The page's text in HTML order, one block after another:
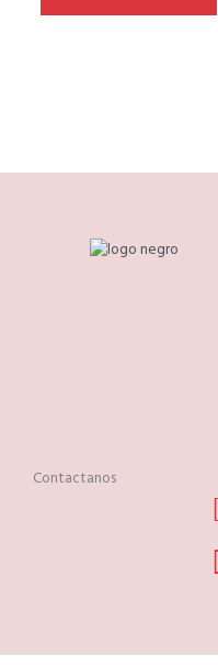
Contactanos